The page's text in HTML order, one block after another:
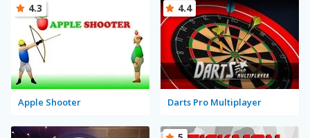
Apple Shooter
4.3
Darts Pro Multiplayer
4.4